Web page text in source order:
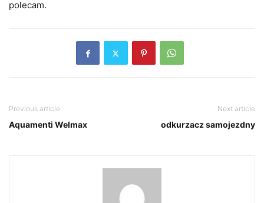
polecam.
Previous article
Aquamenti Welmax
Next article
odkurzacz samojezdny